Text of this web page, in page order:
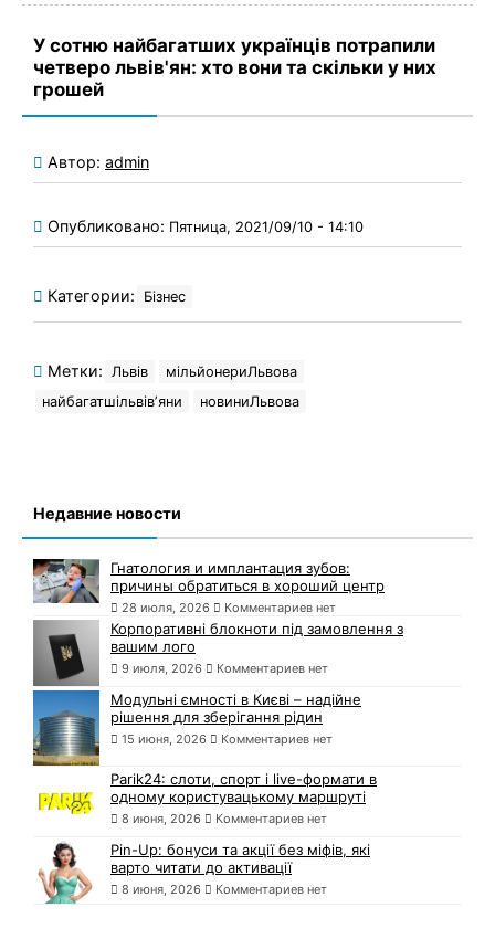
У сотню найбагатших українців потрапили
четверо львів'ян: хто вони та скільки у них
грошей
Автор: admin
Опубликовано: Пятница, 2021/09/10 - 14:10
Категории: Бізнес
Метки: Львів
мільйонериЛьвова
найбагатшільвівʼяни
новиниЛьвова
Недавние новости
Гнатология и имплантация зубов:
причины обратиться в хороший центр
28 июля, 2026 Комментариев нет
Корпоративні блокноти під замовлення з
вашим лого
9 июля, 2026 Комментариев нет
Модульні ємності в Києві – надійне
рішення для зберігання рідин
15 июня, 2026 Комментариев нет
Parik24: слоти, спорт і live-формати в
одному користувацькому маршруті
8 июня, 2026 Комментариев нет
Pin-Up: бонуси та акції без міфів, які
варто читати до активації
8 июня, 2026 Комментариев нет